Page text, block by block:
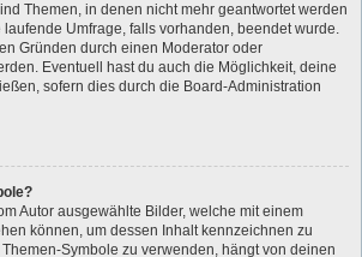
Themen, in denen nicht mehr geantwortet werden
Umfrage, falls vorhanden, beendet wurde.
Gründen durch einen Moderator oder
Eventuell hast du auch die Möglichkeit, deine
sofern dies durch die Board-Administration
Autor ausgewählte Bilder, welche mit einem
können, um dessen Inhalt kennzeichnen zu
Symbole zu verwenden, hängt von deinen